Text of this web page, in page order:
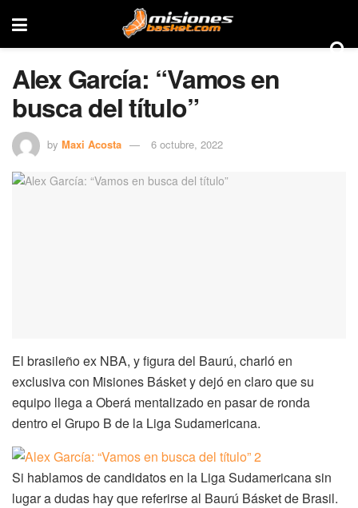
Alex García: “Vamos en
busca del título”
by Maxi Acosta 6 octubre, 2022
El brasileño ex NBA, y figura del Baurú, charló en
exclusiva con Misiones Básket y dejó en claro que su
equipo llega a Oberá mentalizado en pasar de ronda
dentro el Grupo B de la Liga Sudamericana.
Si hablamos de candidatos en la Liga Sudamericana sin
lugar a dudas hay que referirse al Baurú Básket de Brasil.